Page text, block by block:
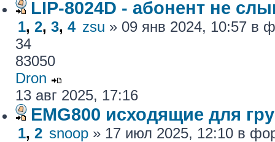
LIP-8024D - абонент не
1, 2, 3, 4 zsu » 09 янв 2024, 10:57 в
34
83050
Dron
13 авг 2025, 17:16
EMG800 исходящие для
1, 2 snoop » 17 июл 2025, 12:10 в